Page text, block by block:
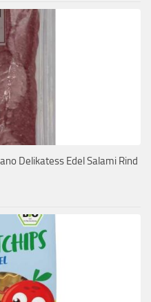
Delikatess Edel Salami Rind